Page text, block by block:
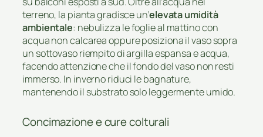
terreno, la pianta gradisce un’elevata umidità
ambientale: nebulizza le foglie al mattino con
acqua non calcarea oppure posiziona il vaso sopra
un sottovaso riempito di argilla espansa e acqua,
facendo attenzione che il fondo del vaso non resti
immerso. In inverno riduci le bagnature,
mantenendo il substrato solo leggermente umido.
Concimazione e cure colturali